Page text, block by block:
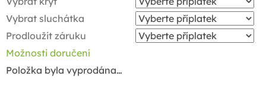
Vybrat sluchátka
Prodloužit záruku
Možnosti doručení
Položka byla vyprodána…